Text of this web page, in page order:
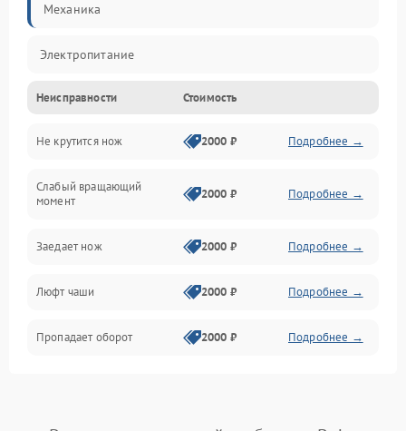
Механика
Электропитание
Неисправности Стоимость
Не крутится нож 2000 ₽ Подробнее →
Слабый вращающий
момент
2000 ₽ Подробнее →
Заедает нож 2000 ₽ Подробнее →
Люфт чаши 2000 ₽ Подробнее →
Пропадает оборот 2000 ₽ Подробнее →